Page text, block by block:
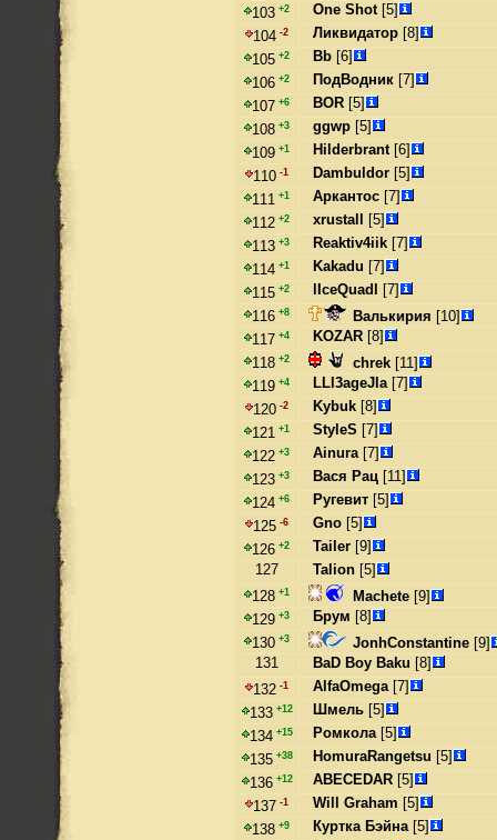
103 +2 One Shot[5]
104 -2 Ликвидатор [8]
105 +2 Bb [6]
106 +2 ПодВодник [7]
107 +6 BOR [5]
108 +3 ggwp [5]
109 +1 Hilderbrant[6]
110 -1 Dambuldor [5]
111 +1 Аркантос [7]
112 +2 xrustall
[5]
113 +3 Reaktiv4iik [7]
114 +1 Kakadu [7]
115 +2 lIceQuadl
[7]
116 +8 Валькирия [10]
117 +4 KOZAR [8]
118 +2 chrek [11]
119 +4 LLl3ageJla[7]
120 -2 Kybuk [8]
121 +1 StyleS [7]
122 +3 Ainura[7]
123 +3 Вася Рац [11]
124 +6 Ругевит [5]
125 -6 Gno [5]
126 +2 Tailer [9]
127
Talion [5]
128 +1 Machete [9]
129 +3 Брум [8]
130 +3 JonhConstantine [9]
131
BaD Boy Baku [8]
132 -1 AlfaOmega[7]
133 +12 Шмель [5]
134 +15 Ромкола[5]
135 +38 HomuraRangetsu [5]
136 +12 ABECEDAR [5]
137 -1 Will Graham [5]
138 +9 Куртка Бэйна[5]